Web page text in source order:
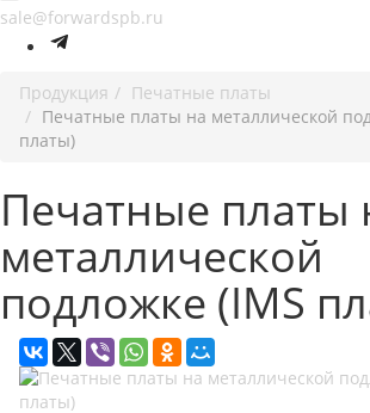
sale@forwardspb.ru
Продукция
Печатные платы
Печатные платы на металлической
платы)
Печатные платы
металлической
подложке (IMS